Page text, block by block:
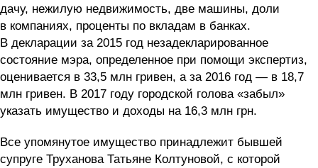
дачу, нежилую недвижимость, две машины, доли
в компаниях, проценты по вкладам в банках.
В декларации за 2015 год незадекларированное
состояние мэра, определенное при помощи экспертиз,
оценивается в 33,5 млн гривен, а за 2016 год — в 18,7
млн гривен. В 2017 году городской голова «забыл»
указать имущество и доходы на 16,3 млн грн.
Все упомянутое имущество принадлежит бывшей
супруге Труханова Татьяне Колтуновой, с которой